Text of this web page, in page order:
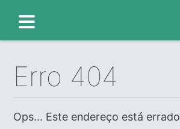
Erro 404
Ops... Este endereço está